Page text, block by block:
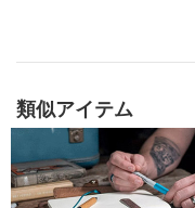
類似アイテム